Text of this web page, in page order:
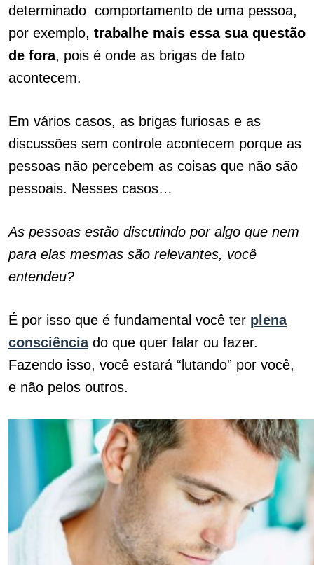
determinado comportamento de uma pessoa,
por exemplo, trabalhe mais essa sua questão
de fora, pois é onde as brigas de fato
acontecem.
Em vários casos, as brigas furiosas e as
discussões sem controle acontecem porque as
pessoas não percebem as coisas que não são
pessoais. Nesses casos…
As pessoas estão discutindo por algo que nem
para elas mesmas são relevantes, você
entendeu?
É por isso que é fundamental você ter plena
consciênciado que quer falar ou fazer.
Fazendo isso, você estará “lutando” por você,
e não pelos outros.